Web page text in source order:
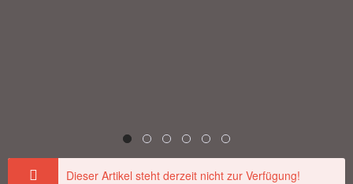
Dieser Artikel steht derzeit nicht zur Verfügung!